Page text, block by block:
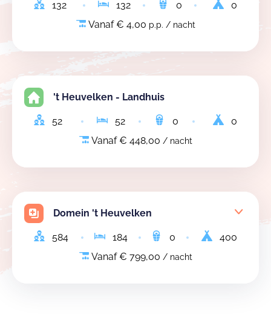
132 132 0
0
Vanaf € 4,00 p.p. / nacht
't Heuvelken - Landhuis
52 52 0
0
Vanaf € 448,00 / nacht
Domein 't Heuvelken
584 184 0
400
Vanaf € 799,00 / nacht